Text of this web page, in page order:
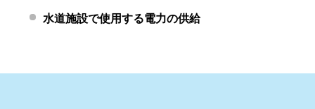
水道施設で使用する電力の供給